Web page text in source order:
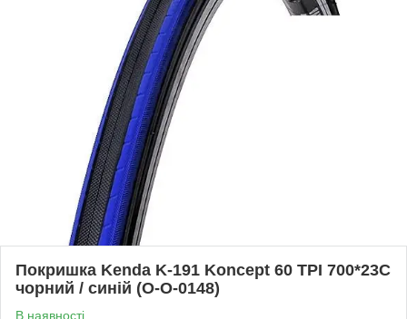
Покришка Kenda K-191 Koncept 60 TPI 700*23C
чорний / синій (O-O-0148)
В наявності